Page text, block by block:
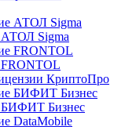
АТОЛ Sigma
FRONTOL
КриптоПро
БИФИТ Бизнес